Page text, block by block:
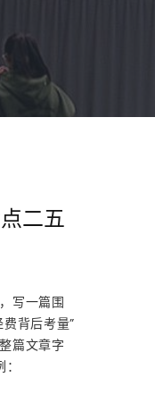
二五
写一篇围
背后考量”
篇文章字